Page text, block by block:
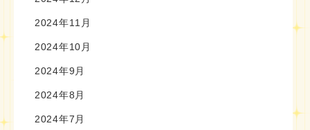
2024年11月
2024年10月
2024年9月
2024年8月
2024年7月